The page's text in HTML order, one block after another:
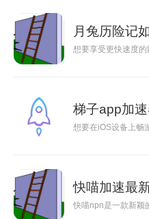
月兔历险记
想要享受更快速度
梯子app加
想要在iOS设备上畅
快喵加速最
快喵npn是一款新颖